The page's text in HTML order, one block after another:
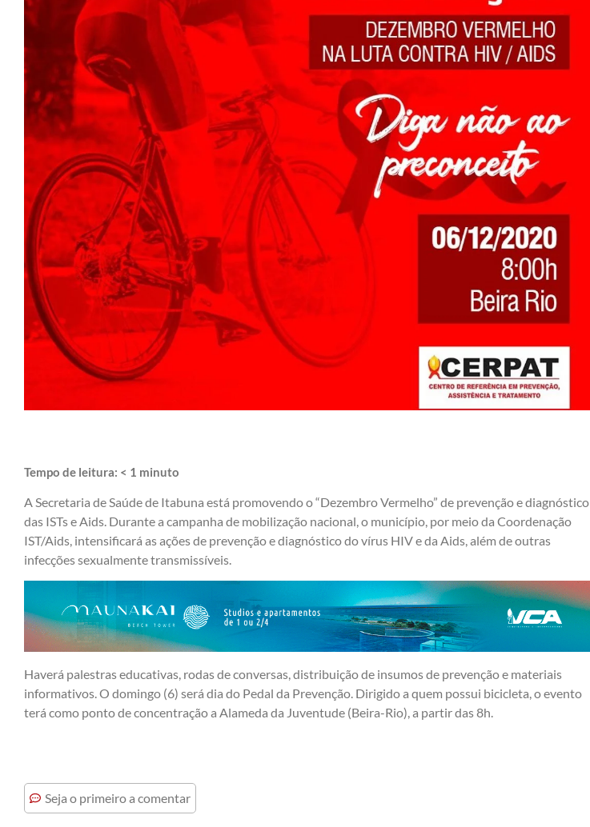
Tempo de leitura: < 1 minuto
A Secretaria de Saúde de Itabuna está promovendo o “Dezembro Vermelho” de prevenção e diagnóstico
das ISTs e Aids. Durante a campanha de mobilização nacional, o município, por meio da Coordenação
IST/Aids, intensificará as ações de prevenção e diagnóstico do vírus HIV e da Aids, além de outras
infecções sexualmente transmissíveis.
Haverá palestras educativas, rodas de conversas, distribuição de insumos de prevenção e materiais
informativos. O domingo (6) será dia do Pedal da Prevenção. Dirigido a quem possui bicicleta, o evento
terá como ponto de concentração a Alameda da Juventude (Beira-Rio), a partir das 8h.
Seja o primeiro a comentar